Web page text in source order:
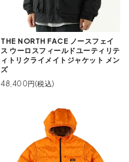
THE NORTH FACE ノースフェイ
ス ウーロスフィールドユーティリテ
ィトリクライメイトジャケット メン
ズ
48,400円(税込)